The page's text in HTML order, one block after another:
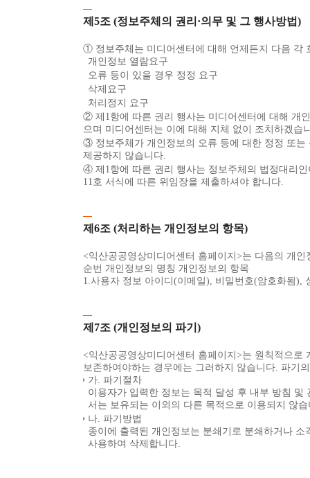
제5조 (정보주체의 권리·의무 및 그 행사방법)
① 정보주체는 미디어센터에 대해 언제든지 다음 각
개인정보 열람요구
오류 등이 있을 경우 정정 요구
삭제요구
처리정지 요구
② 제1항에 따른 권리 행사는 미디어센터에 대해 개
으며 미디어센터는 이에 대해 지체 없이 조치하겠습
③ 정보주체가 개인정보의 오류 등에 대한 정정 또는
제공하지 않습니다.
④ 제1항에 따른 권리 행사는 정보주체의 법정대리
11호 서식에 따른 위임장을 제출하셔야 합니다.
제6조 (처리하는 개인정보의 항목)
<익산공공영상미디어센터 홈페이지>는 다음의 개
순번 개인정보의 명칭 개인정보의 항목
1.사용자 정보 아이디(이메일), 비밀번호(암호화됨),
제7조 (개인정보의 파기)
<익산공공영상미디어센터 홈페이지>는 원칙적으
보존하여야하는 경우에는 그러하지 않습니다. 파기
가. 파기절차
이용자가 입력한 정보는 목적 달성 후 내부 방침
서는 보유되는 이외의 다른 목적으로 이용되지 않습
나. 파기방법
종이에 출력된 개인정보는 분쇄기로 분쇄하거나
사용하여 삭제합니다.